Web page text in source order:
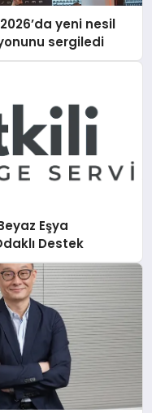
yeni nesil
sergiledi
Eşya
Destek